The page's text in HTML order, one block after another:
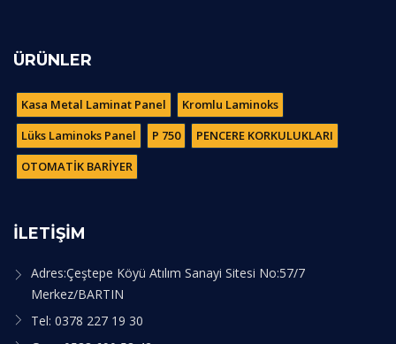
ÜRÜNLER
Kasa Metal Laminat Panel
Kromlu Laminoks
Lüks Laminoks Panel
P 750
PENCERE KORKULUKLARI
OTOMATİK BARİYER
İLETİŞİM
Adres:Çeştepe Köyü Atılım Sanayi Sitesi No:57/7
Merkez/BARTIN
Tel: 0378 227 19 30